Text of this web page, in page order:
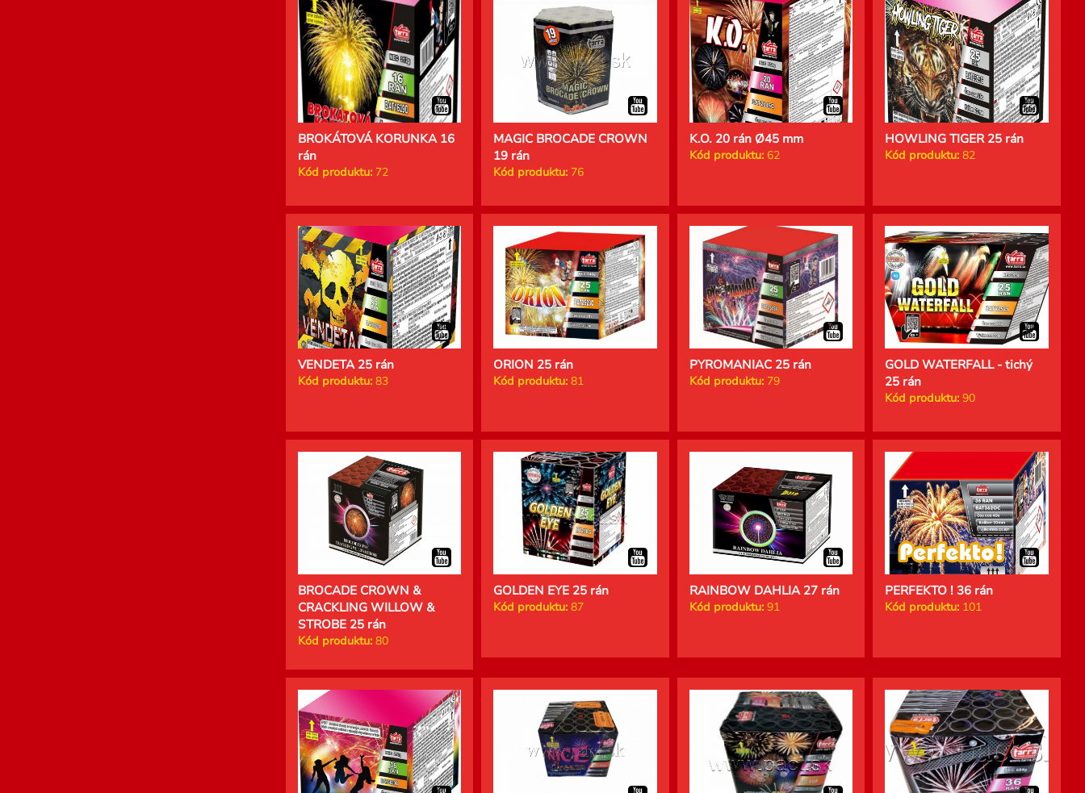
BROKÁTOVÁ KORUNKA 16
rán
Kód produktu:72
MAGIC BROCADE CROWN
19 rán
Kód produktu: 76
K.O. 20 rán Ø45 mm
Kód produktu:62
HOWLING TIGER 25 rán
Kód produktu: 82
VENDETA 25 rán
Kód produktu:83
ORION 25 rán
Kód produktu: 81
PYROMANIAC 25 rán
Kód produktu:79
GOLD WATERFALL - tichý
25 rán
Kód produktu: 90
BROCADE CROWN &
CRACKLING WILLOW &
STROBE 25 rán
Kód produktu:80
GOLDEN EYE 25 rán
Kód produktu: 87
RAINBOW DAHLIA 27 rán
Kód produktu:91
PERFEKTO ! 36 rán
Kód produktu: 101